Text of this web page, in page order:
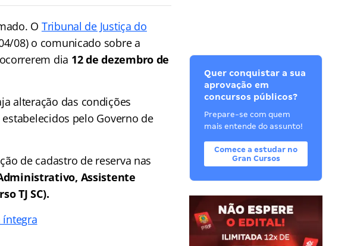
O Tribunal de Justiça do
08) o comunicado sobre a
dia 12 de dezembro de
alteração das condições
pelo Governo de
de cadastro de reserva nas
Assistente
TJ SC).
Quer conquistar a sua
aprovação em
concursos públicos?
Prepare-se com quem
mais entende do assunto!
Comece a estudar no
Gran Cursos